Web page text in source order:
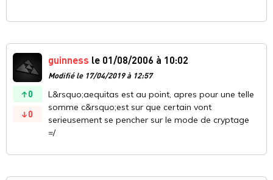
0
0
guinness le 01/08/2006 à 10:02
Modifié le 17/04/2019 à 12:57
L&rsquo;aequitas est au point, apres pour une telle
somme c&rsquo;est sur que certain vont
serieusement se pencher sur le mode de cryptage
=/